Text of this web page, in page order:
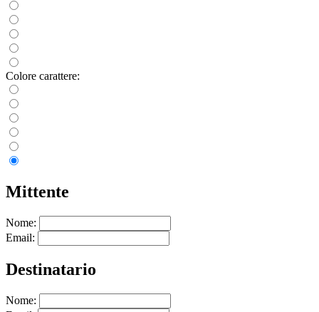
Colore carattere:
Mittente
Nome:
Email:
Destinatario
Nome: